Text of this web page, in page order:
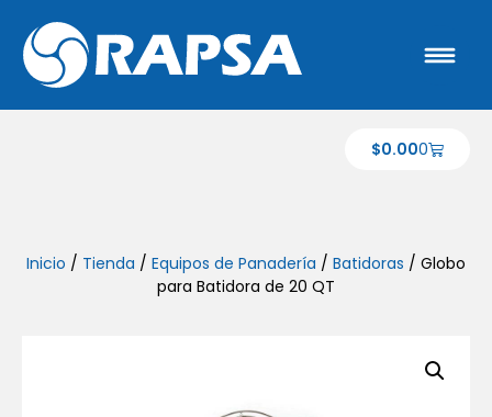
$0.000
Inicio / Tienda / Equipos de Panadería / Batidoras / Globo
para Batidora de 20 QT